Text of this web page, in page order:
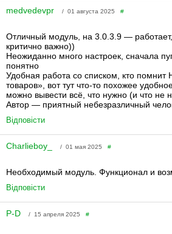
medvedevpr / 01 августа 2025 #
Отличный модуль, на 3.0.3.9 — работает,
критично важно))
Неожиданно много настроек, сначала
понятно
Удобная работа со списком, кто помнит
товаров», вот тут что-то похожее
можно вывести всё, что нужно (и что не
Автор — приятный небезразличный
Відповісти
Charlieboy_ / 01 мая 2025 #
Необходимый модуль. Функционал и
Відповісти
P-D / 15 апреля 2025 #